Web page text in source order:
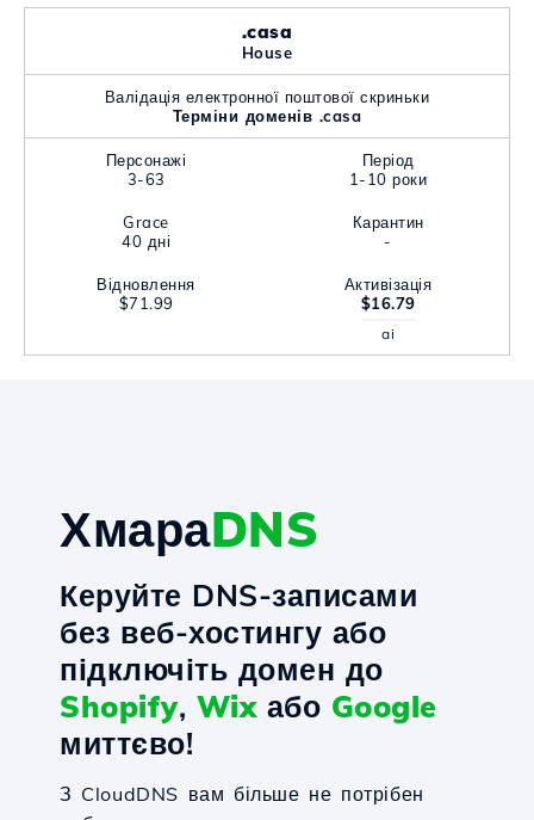
.casa
House
Валідація електронної поштової скриньки
Терміни доменів .casa
Персонажі
3-63
Період
1-10 роки
Grace
40 дні
Карантин
-
Відновлення
$71.99
Активізація
$16.79
ai
ХмараDNS
Керуйте DNS-записами
без веб-хостингу або
підключіть домен до
Shopify, Wixабо Google
миттєво!
З CloudDNS вам більше не потрібен